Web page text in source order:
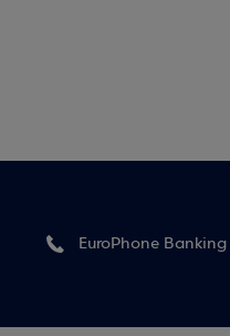
EuroPhone Banking